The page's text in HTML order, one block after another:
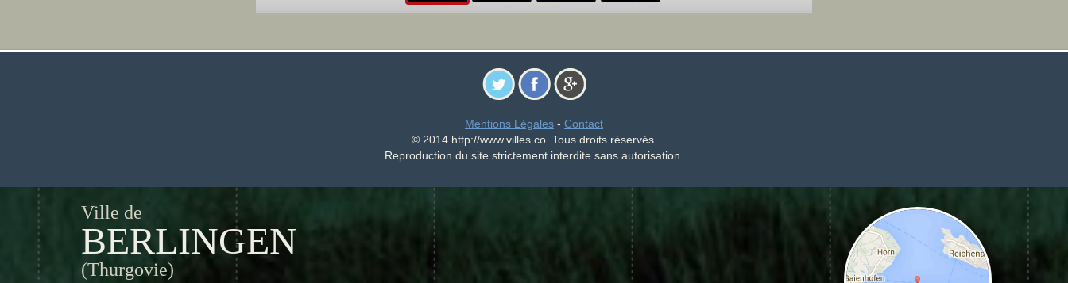
Mentions Légales - Contact
© 2014 http://www.villes.co. Tous droits réservés.
Reproduction du site strictement interdite sans autorisation.
Ville de
BERLINGEN
(Thurgovie)